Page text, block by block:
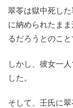
翠苓は獄中死し
に納められたま
るだろうとのこと
しかし、彼女一
した。
そして、壬氏に